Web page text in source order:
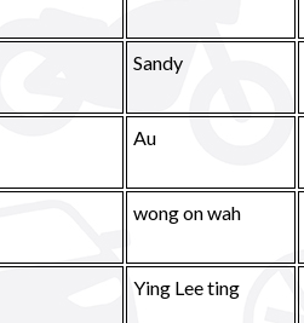
Sandy
Au
wong on wah
Ying Lee ting